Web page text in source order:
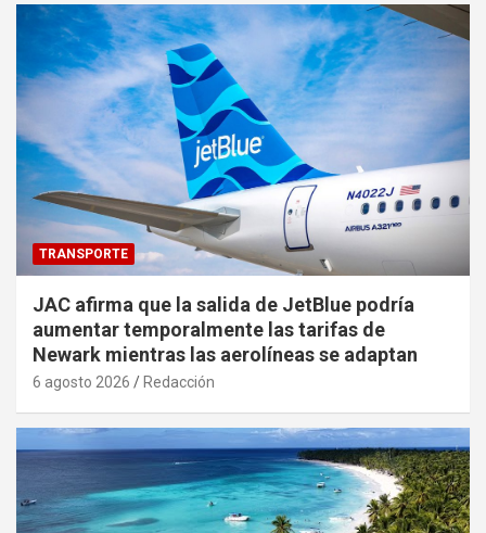
TRANSPORTE
JAC afirma que la salida de JetBlue podría
aumentar temporalmente las tarifas de
Newark mientras las aerolíneas se adaptan
6 agosto 2026 Redacción